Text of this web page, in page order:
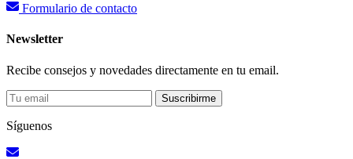
Formulario de contacto
Newsletter
Recibe consejos y novedades directamente en tu email.
Suscribirme
Síguenos